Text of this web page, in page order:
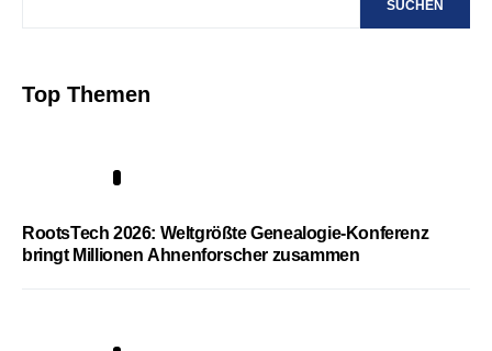
SUCHEN
Top Themen
RootsTech 2026: Weltgrößte Genealogie-Konferenz
bringt Millionen Ahnenforscher zusammen